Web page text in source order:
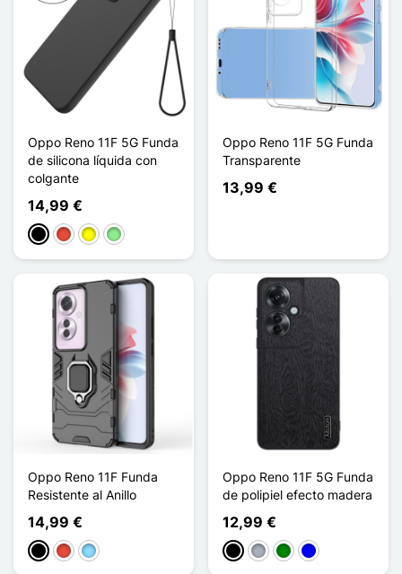
Oppo Reno 11F 5G Funda
de silicona líquida con
colgante
14,99 €
NegroRojoAmarilloVerde claro
Oppo Reno 11F 5G Funda
Transparente
13,99 €
Oppo Reno 11F Funda
Resistente al Anillo
14,99 €
NegroRojoAzul claro
Oppo Reno 11F 5G Funda
de polipiel efecto madera
12,99 €
NegroGris VerdeAzul